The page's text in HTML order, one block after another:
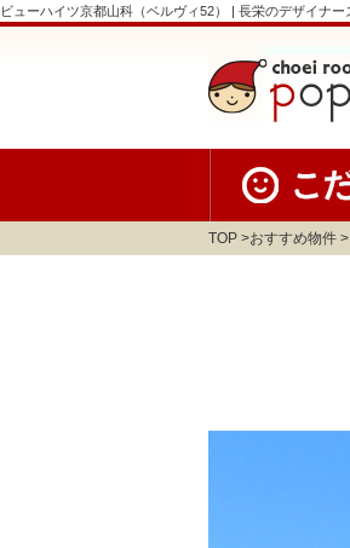
ビューハイツ京都山科（ベルヴィ52） | 長栄のデザイナ
TOP おすすめ物件